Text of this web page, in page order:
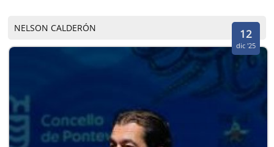
NELSON CALDERÓN 12
dic '25